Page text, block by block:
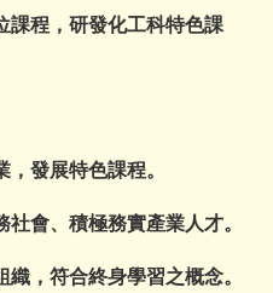
課程，研發化工科特色課
，發展特色課程。
社會、積極務實產業人才。
織，符合終身學習之概念。